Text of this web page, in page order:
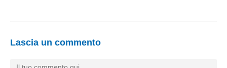
Lascia un commento